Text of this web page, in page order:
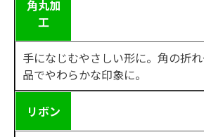
角丸加
工
手になじむやさしい形に。角の折
品でやわらかな印象に。
リボン